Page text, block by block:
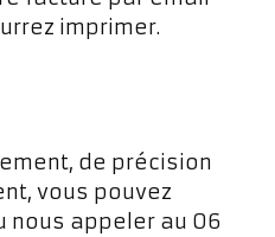
imprimer.
de précision
vous pouvez
nous appeler au 06